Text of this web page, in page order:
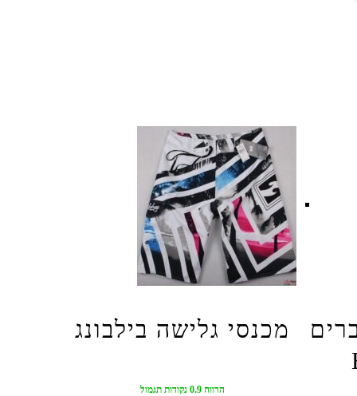
מכנסי גלישה בילבונג
הרווח 0.9 נקודות תגמול